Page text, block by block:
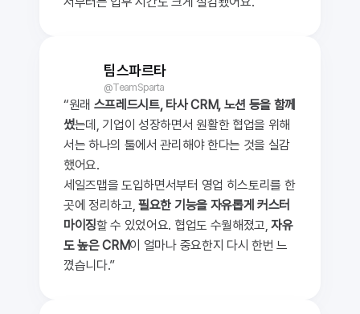
팀스파르타
@TeamSparta
“원래 스프레드시트, 타사 CRM, 노션 등을 함께
썼는데, 기업이 성장하면서 원활한 협업을 위해
서는 하나의 툴에서 관리해야 한다는 것을 실감
했어요.
세일즈맵을 도입하면서부터 영업 히스토리를 한
곳에 정리하고, 필요한 기능을 자유롭게 커스터
마이징할 수 있었어요. 협업도 수월해졌고, 자유
도 높은 CRM이 얼마나 중요한지 다시 한번 느
꼈습니다.”